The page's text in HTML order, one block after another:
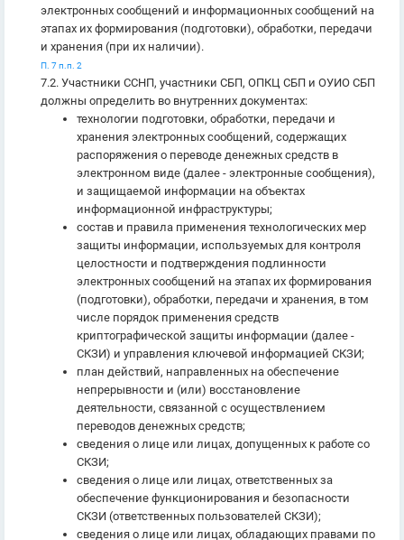
электронных сообщений и информационных сообщений на
этапах их формирования (подготовки), обработки, передачи
и хранения (при их наличии).
П. 7 п.п. 2
7.2. Участники ССНП, участники СБП, ОПКЦ СБП и ОУИО СБП
должны определить во внутренних документах:
технологии подготовки, обработки, передачи и
хранения электронных сообщений, содержащих
распоряжения о переводе денежных средств в
электронном виде (далее - электронные сообщения),
и защищаемой информации на объектах
информационной инфраструктуры;
состав и правила применения технологических мер
защиты информации, используемых для контроля
целостности и подтверждения подлинности
электронных сообщений на этапах их формирования
(подготовки), обработки, передачи и хранения, в том
числе порядок применения средств
криптографической защиты информации (далее -
СКЗИ) и управления ключевой информацией СКЗИ;
план действий, направленных на обеспечение
непрерывности и (или) восстановление
деятельности, связанной с осуществлением
переводов денежных средств;
сведения о лице или лицах, допущенных к работе со
СКЗИ;
сведения о лице или лицах, ответственных за
обеспечение функционирования и безопасности
СКЗИ (ответственных пользователей СКЗИ);
сведения о лице или лицах, обладающих правами по